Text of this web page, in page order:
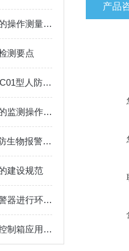
多功能表面污染监测仪的操作测量方法
测要点
维护与校准：确保RFQC01型人防生物报警器长期有效
广场空气放射性监测仪的监测操作方法
如何通过RFQC01型人防生物报警器提高应急防护能力？
建设规范
如何选择适合的生物报警器进行环境监测？
了解更多的屏蔽型三防控制箱应用优势
产品